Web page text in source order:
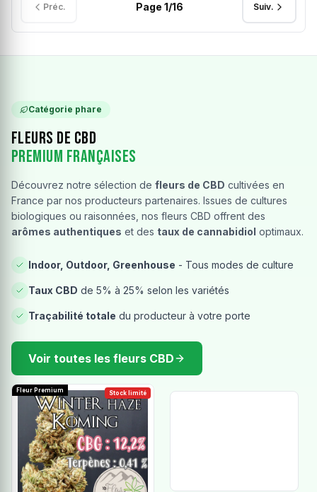
Préc. Page 1/16 Suiv.
Catégorie phare
Fleurs de CBD
Premium Françaises
Découvrez notre sélection de fleurs de CBD cultivées en
France par nos producteurs partenaires. Issues de cultures
biologiques ou raisonnées, nos fleurs CBD offrent des
arômes authentiques et des taux de cannabidiol optimaux.
Indoor, Outdoor, Greenhouse - Tous modes de culture
Taux CBD de 5% à 25% selon les variétés
Traçabilité totale du producteur à votre porte
Voir toutes les fleurs CBD
Stock limité
Fleur Premium